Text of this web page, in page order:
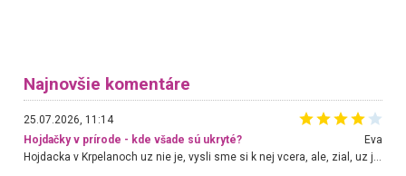
Najnovšie komentáre
25.07.2026, 11:14
Hojdačky v prírode - kde všade sú ukryté?
Eva
Hojdacka v Krpelanoch uz nie je, vysli sme si k nej vcera, ale, zial, uz je znicena. Ak sem planujete cestu len kvoli hojdacke, mozete si ju usetrit. Krasny vyhlad je tu vsak aj bez hojdacky :-)